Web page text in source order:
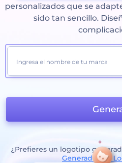
personalizados que se
sido tan sencillo.
¿Prefieres un logotipo
Generador de